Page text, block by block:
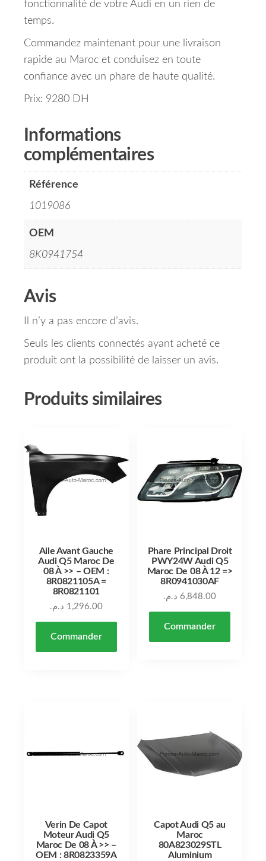
fonctionnalité de votre Audi en un rien de
temps.
Commandez maintenant pour une livraison
rapide au Maroc et conduisez en toute
confiance avec un phare de haute qualité.
Prix: 9280 DH
Informations
complémentaires
Référence
1019086
OEM
8K0941754
Avis
Il n’y a pas encore d’avis.
Seuls les clients connectés ayant acheté ce
produit ont la possibilité de laisser un avis.
Produits similaires
Aile Avant Gauche
Audi Q5 Maroc De
08 À >> – OEM :
8R0821105A =
8R0821101
1,296.00 د.م.
Commander
Phare Principal Droit
PWY24W Audi Q5
Maroc De 08 À 12 =>
8R0941030AF
6,848.00 د.م.
Commander
Verin De Capot
Moteur Audi Q5
Maroc De 08 À >> –
OEM : 8R0823359A
Capot Audi Q5 au
Maroc
80A823029STL
Aluminium